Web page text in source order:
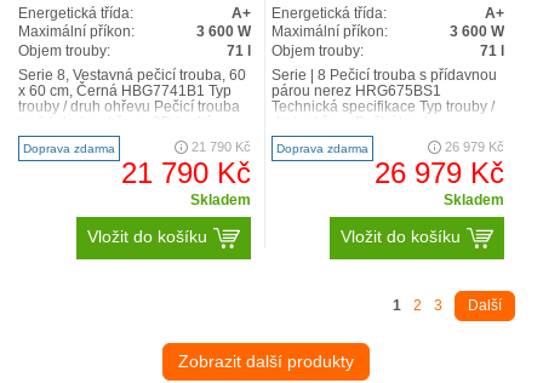
Energetická třída:
A+
Maximální příkon:
3 600 W
Objem trouby:
71 l
Serie 8, Vestavná pečicí trouba, 60
x 60 cm, Černá HBG7741B1 Typ
trouby / druh ohřevu Pečicí trouba
vzduch, horní..
Doprava zdarma 21 790 Kč
21 790 Kč
Skladem
Vložit do košíku
Energetická třída:
A+
Maximální příkon:
3 600 W
Objem trouby:
71 l
Serie | 8 Pečicí trouba s přídavnou
párou nerez HRG675BS1
Technická specifikace Typ trouby /
přídavnou párou a 1..
Doprava zdarma 26 979 Kč
26 979 Kč
Skladem
Vložit do košíku
1 2 3 Další
Zobrazit další produkty